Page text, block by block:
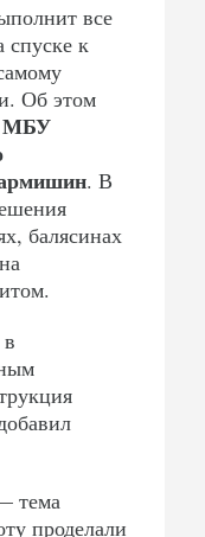
все
спуске к
Об этом
МБУ
. В
балясинах
тема
проделали